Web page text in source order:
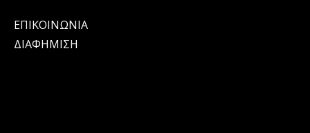
ΕΠΙΚΟΙΝΩΝΙΑ
ΔΙΑΦΗΜΙΣΗ